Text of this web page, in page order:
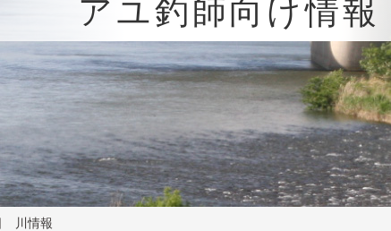
アユ釣師向け情報
川情報